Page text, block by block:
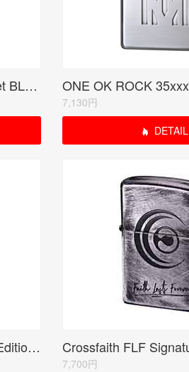
ONE OK ROCK 35xxxv jacket BLACK 受注生産限定品
7,130円
DETAIL
Crossfaith 10th Anniversary Edition BLACK<ご紹介のみ商品>
7,700円